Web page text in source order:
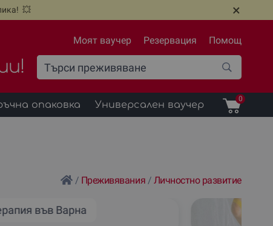
💥 ×
Моят ваучер Резервация Помощ
опаковка Универсален ваучер
0
/ Преживявания / Личностно развитие
във Варна